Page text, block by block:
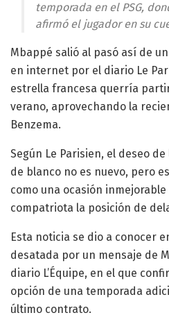
temporada en el PSG,
afirmó el jugador en su
Mbappé salió al pasó así de
en internet por el diario Le
estrella francesa querría
verano, aprovechando la
Benzema.
Según Le Parisien, el deseo
de blanco no es nuevo, pero
como una ocasión
compatriota la posición de
Esta noticia se dio a conocer
desatada por un mensaje de
diario L’Équipe, en el que
opción de una temporada
último contrato.